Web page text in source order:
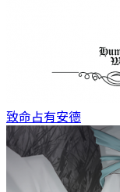
致命占有安德